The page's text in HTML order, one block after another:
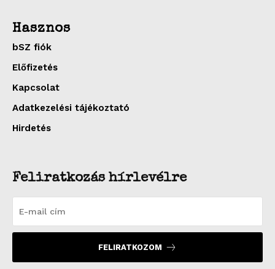
Hasznos
bSZ fiók
Előfizetés
Kapcsolat
Adatkezelési tájékoztató
Hirdetés
Feliratkozás hírlevélre
FELIRATKOZOM